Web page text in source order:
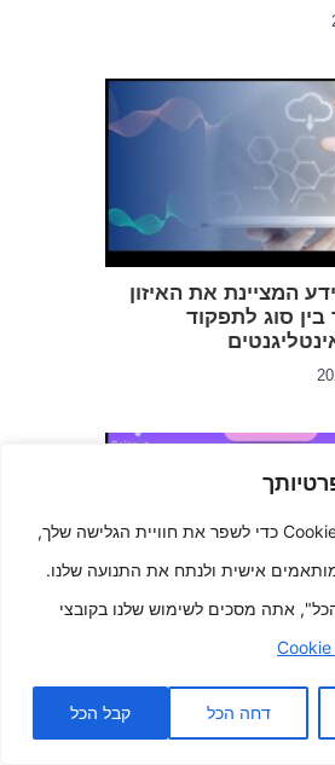
אנו משתמשים בקובצי Cookie כדי לשפר את חוויית הגלישה שלך,
אישית ולנתח את התנועה שלנו.
אתה מסכים לשימוש שלנו בקובצי
דחה הכל קבל הכל
המציינת את האיזון
בין סוג לתפקוד
אדריכלים פורצי
בלי עידן חדשנית